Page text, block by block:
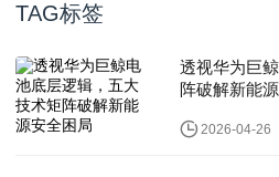
TAG标签
透视华为巨
阵破解新能
2026-04-26